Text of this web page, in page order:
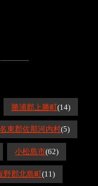
勝浦郡上勝町(14)
名東郡佐那河内村(5)
小松島市(62)
野郡北島町(11)